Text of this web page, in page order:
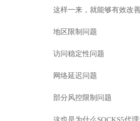
这样一来，就能够有效改
地区限制问题
访问稳定性问题
网络延迟问题
部分风控限制问题